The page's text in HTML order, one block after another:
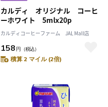
カルディ オリジナル コーヒ
ーホワイト 5mlx20p
カルディコーヒーファーム JAL Mall店
158 円 （税込）
積算 2 マイル (2倍)